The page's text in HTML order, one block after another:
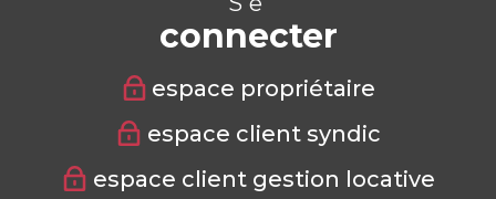
connecter
espace propriétaire
espace client syndic
espace client gestion locative